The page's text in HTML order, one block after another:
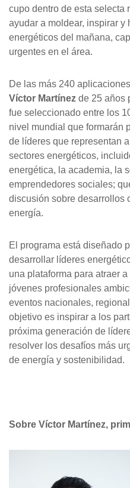
cupo dentro de esta selecta
ayudar a moldear, inspirar y
energéticos del mañana,
urgentes en el área.
De las más 240
Víctor Martínez de 25 años
fue seleccionado entre los
nivel mundial que formarán
de líderes que representan
sectores energéticos,
energética, la academia, la
emprendedores sociales;
discusión sobre desarrollos
energía.
El programa está diseñado
desarrollar líderes
una plataforma para atraer
jóvenes profesionales
eventos nacionales,
objetivo es inspirar a los
próxima generación de
resolver los desafíos más
de energía y sostenibilidad.
Sobre Víctor Martínez,